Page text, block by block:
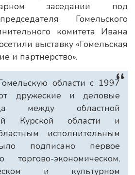
заседании под
Гомельского
комитета Ивана
выставку «Гомельская
и партнерство».
области с 1997
дружеские и деловые
между областной
Курской области и
исполнительным
подписано первое
экономическом,
и культурном